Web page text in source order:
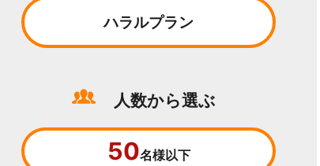
ハラルプラン
人数から選ぶ
50名様以下